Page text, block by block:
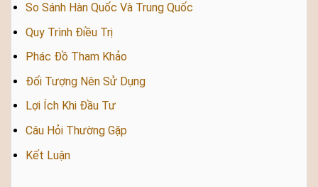
So Sánh Hàn Quốc Và Trung Quốc
Quy Trình Điều Trị
Phác Đồ Tham Khảo
Đối Tượng Nên Sử Dụng
Lợi Ích Khi Đầu Tư
Câu Hỏi Thường Gặp
Kết Luận